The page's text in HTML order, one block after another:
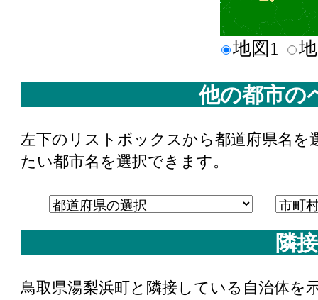
地図1
他の都市の
左下のリストボックスから都道府県名
たい都市名を選択できます。
隣
鳥取県湯梨浜町と隣接している自治体を